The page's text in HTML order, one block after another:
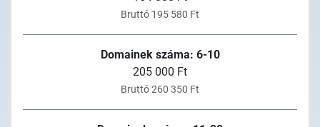
Bruttó 195 580 Ft
Domainek száma: 6-10
205 000 Ft
Bruttó 260 350 Ft